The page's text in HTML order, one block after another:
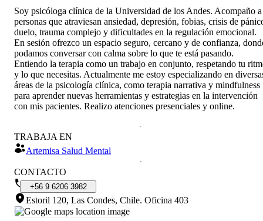
Soy psicóloga clínica de la Universidad de los Andes. Acompaño a
personas que atraviesan ansiedad, depresión, fobias, crisis de
duelo, trauma complejo y dificultades en la regulación emocional.
En sesión ofrezco un espacio seguro, cercano y de confianza,
podamos conversar con calma sobre lo que te está pasando.
Entiendo la terapia como un trabajo en conjunto, respetando tu
y lo que necesitas. Actualmente me estoy especializando en
áreas de la psicología clínica, como terapia narrativa y mindfulness
para aprender nuevas herramientas y estrategias en la intervención
con mis pacientes. Realizo atenciones presenciales y online.
TRABAJA EN
Artemisa Salud Mental
CONTACTO
+56 9 6206 3982
Estoril 120, Las Condes, Chile. Oficina 403